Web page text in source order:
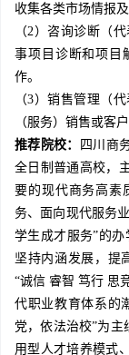
收集各类市场情报
（2）咨询诊断（
事项目诊断和项目
作。
（3）销售管理（
（服务）销售或客
推荐院校：
四川商
全日制普通高校，
要的现代商务高素
务、面向现代服务
学生成才服务”的办
坚持内涵发展，提
“诚信 睿智 笃行 思
代职业教育体系的
党，依法治校”为主
用型人才培养模式